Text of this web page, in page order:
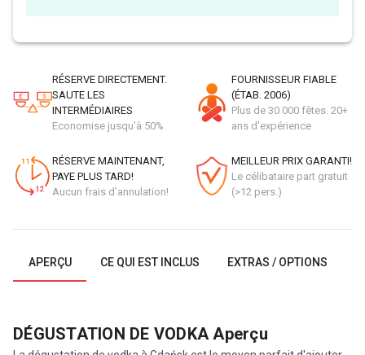
RÉSERVE DIRECTEMENT.
SAUTE LES
INTERMÉDIAIRES
Economise jusqu'à 50%
FOURNISSEUR FIABLE
(ÉTAB. 2006)
Plus de 30 000 fêtes. 20+
ans d'expérience
RÉSERVE MAINTENANT,
PAYE PLUS TARD!
Aucun frais d’annulation!
MEILLEUR PRIX GARANTI!
Le célibataire part gratuit
(>12 pers.)
APERÇU CE QUI EST INCLUS EXTRAS / OPTIONS
DÉGUSTATION DE VODKA Aperçu